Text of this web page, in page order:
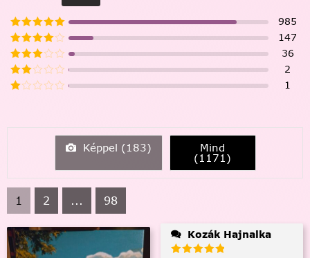
985
147
36
2
1
Képpel (183) Mind
(1171)
1 2 ... 98
Kozák Hajnalka